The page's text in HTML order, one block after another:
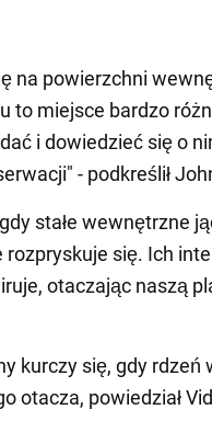
na powierzchni
to miejsce bardzo
i dowiedzieć się o
- podkreślił
stałe wewnętrzne
się. Ich
otaczając naszą
kurczy się, gdy rdzeń
otacza, powiedział